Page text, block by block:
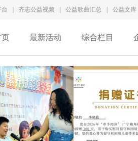
台 齐志公益视频 公益歌曲汇总 公益文库
页 最新活动 综合栏目